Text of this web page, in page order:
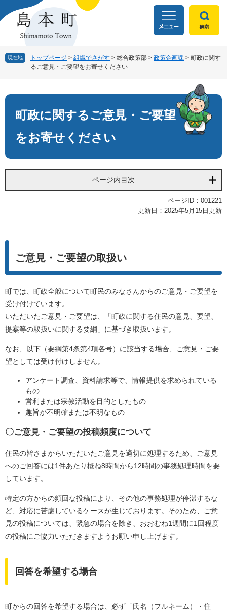
ー
ニ
本
現在地 トップページ > 組織でさがす > 総合政策部 > 政策企画課 > 町政に関す
るご意見・ご要望をお寄せください
文
町政に関するご意見・ご要望
をお寄せください
ページ内目次
ページID：001221
更新日：2025年5月15日更新
ご意見・ご要望の取扱い
町では、町政全般について町民のみなさんからのご意見・ご要望を
受け付けています。
いただいたご意見・ご要望は、「町政に関する住民の意見、要望、
提案等の取扱いに関する要綱」に基づき取扱います。
なお、以下（要綱第4条第4項各号）に該当する場合、ご意見・ご要
望としては受け付けしません。
アンケート調査、資料請求等で、情報提供を求められている
もの
営利または宗教活動を目的としたもの
趣旨が不明確または不明なもの
〇ご意見・ご要望の投稿頻度について
住民の皆さまからいただいたご意見を適切に処理するため、ご意見
へのご回答には1件あたり概ね8時間から12時間の事務処理時間を要
しています。
特定の方からの頻回な投稿により、その他の事務処理が停滞するな
ど、対応に苦慮しているケースが生じております。そのため、ご意
見の投稿については、緊急の場合を除き、おおむね1週間に1回程度
の投稿にご協力いただきますようお願い申し上げます。​
回答を希望する場合
町からの回答を希望する場合は、必ず「氏名（フルネーム）・住